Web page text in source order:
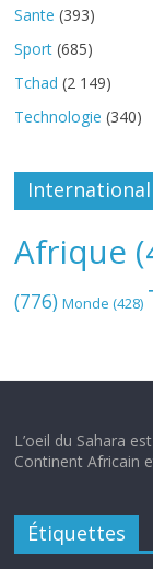
Sante (393)
Sport (685)
Tchad (2 149)
Technologie (340)
International
Afrique
(776) Monde (428)
L’oeil du Sahara
Continent Africain
Étiquettes